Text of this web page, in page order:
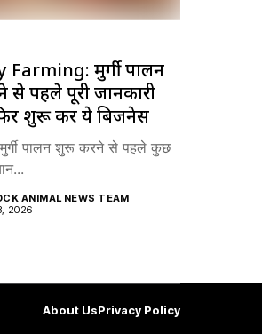
मुर्गी पालन
पहले पूरी जानकारी
शुरू करें ये बिजनेस
मुर्गी पालन शुरू करने से पहले कुछ
ANIMAL NEWS TEAM
2026
About UsPrivacy Policy